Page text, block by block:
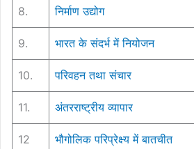
8. निर्माण उद्योग
9. भारत के संदर्भ में नियोजन
10. परिवहन तथा संचार
11. अंतरराष्ट्रीय व्यापार
12
भौगोलिक परिप्रेक्ष्य में बातचीत